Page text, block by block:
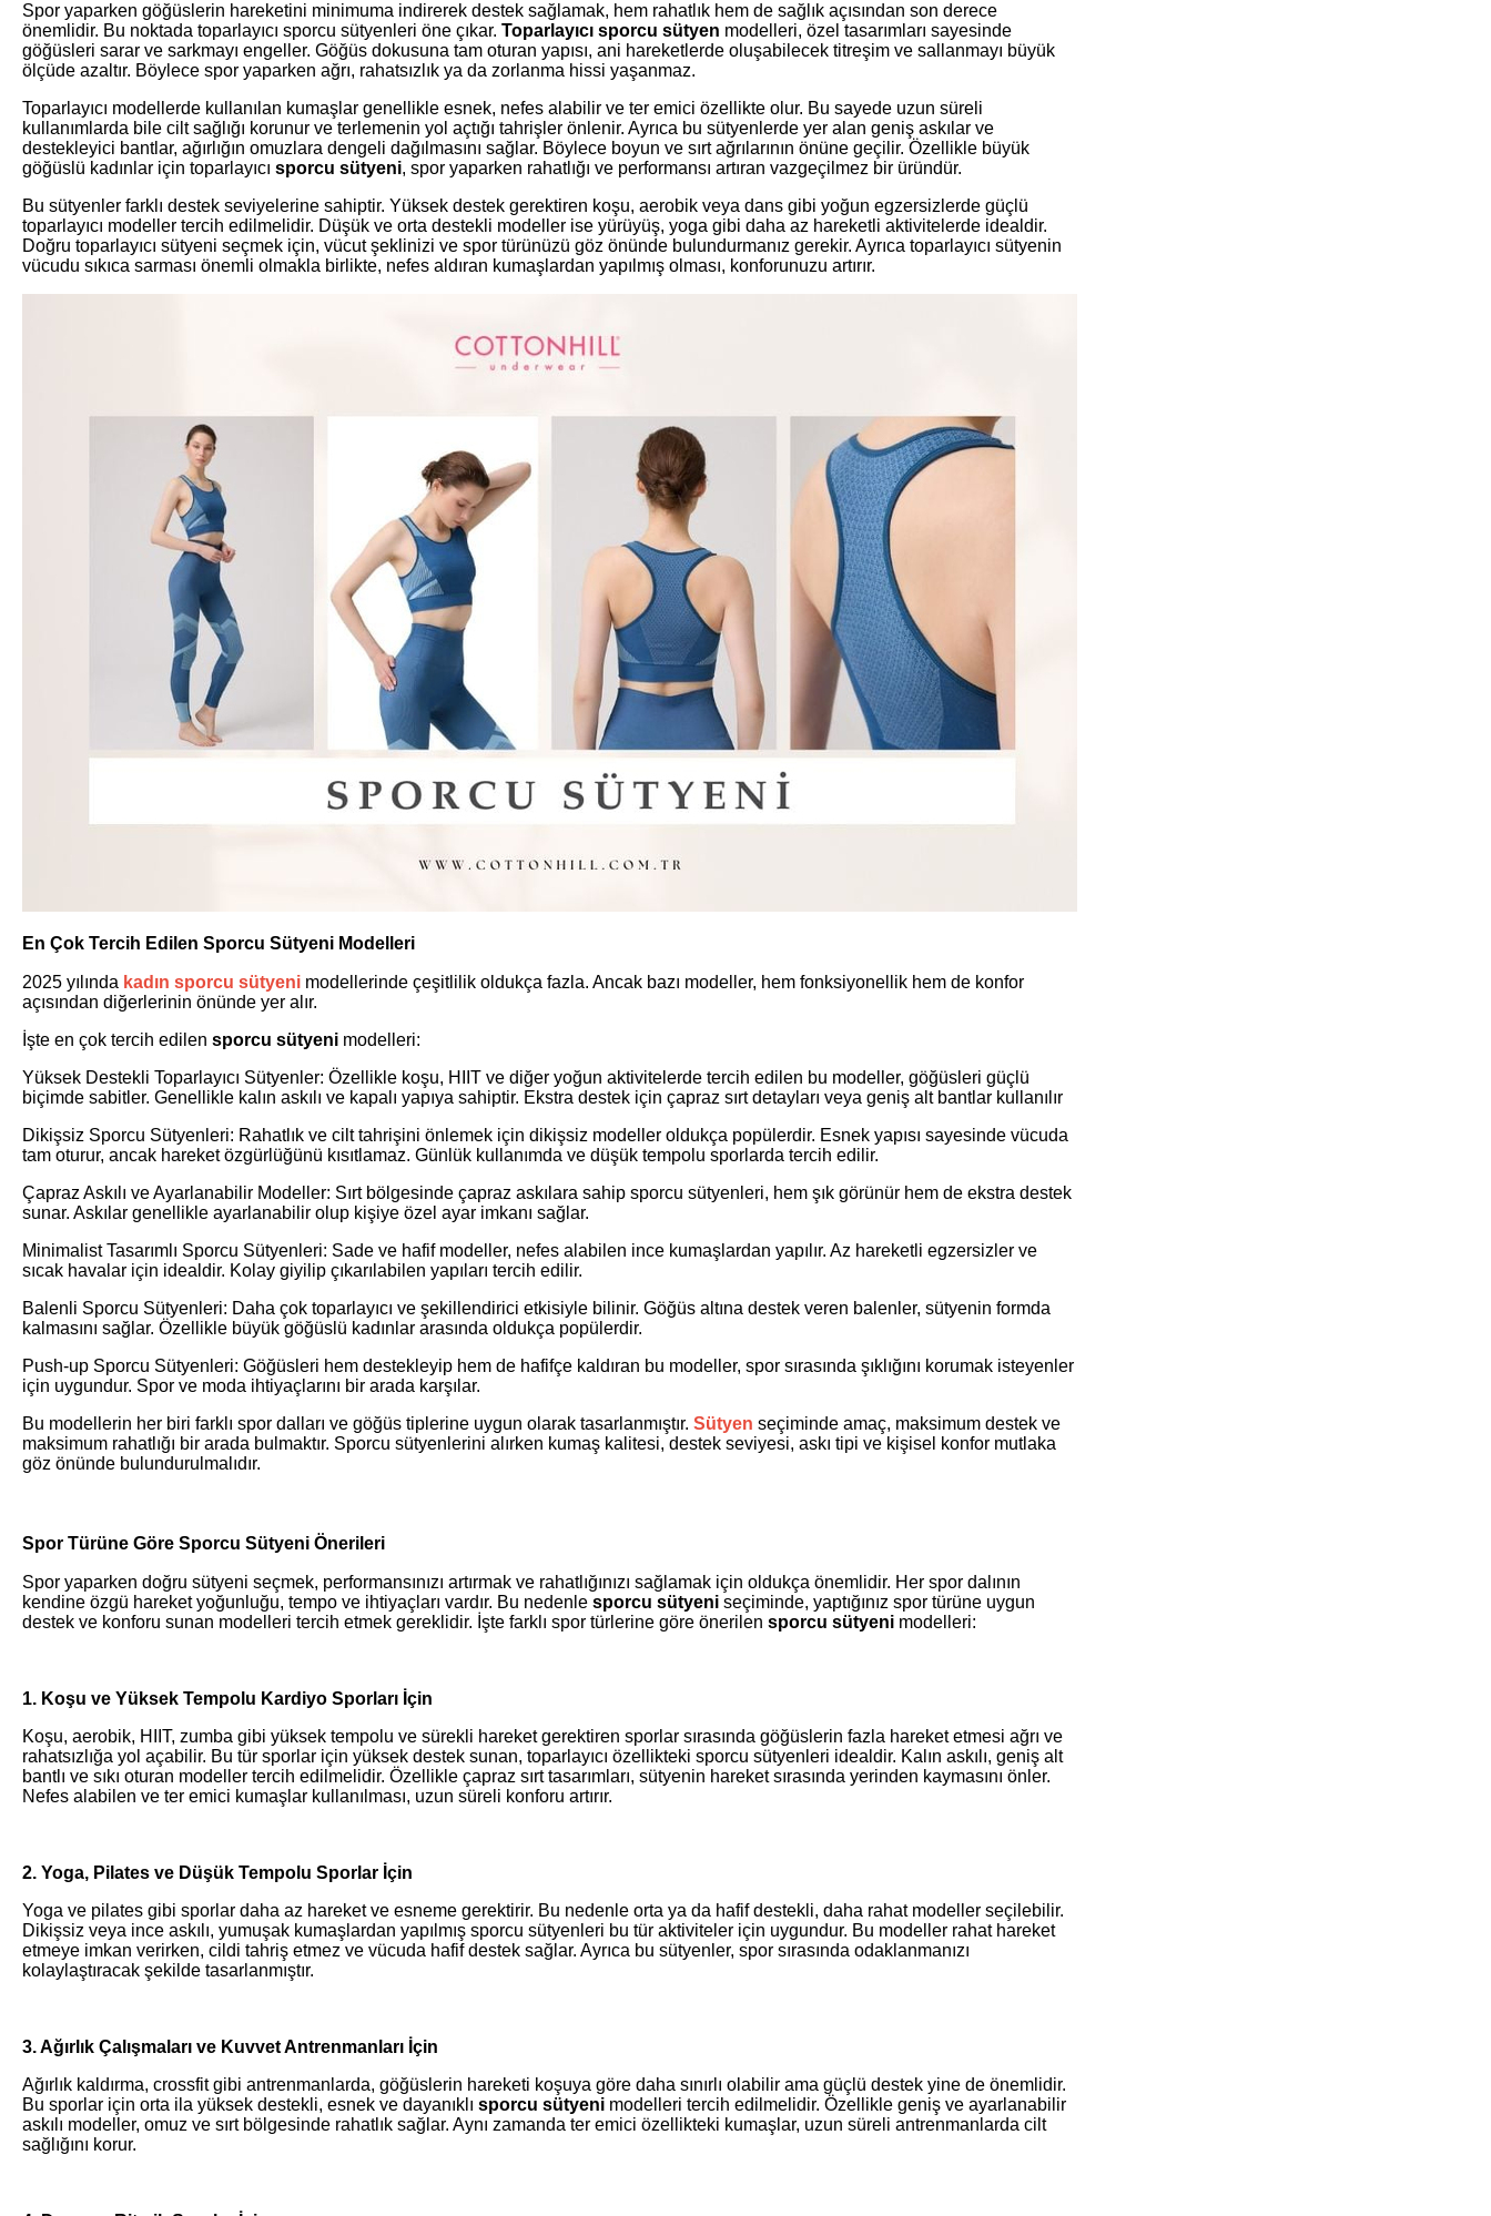
Spor yaparken göğüslerin hareketini minimuma indirerek destek sağlamak, hem rahatlık hem de sağlık açısından son derece
önemlidir. Bu noktada toparlayıcı sporcu sütyenleri öne çıkar. Toparlayıcı sporcu sütyen modelleri, özel tasarımları sayesinde
göğüsleri sarar ve sarkmayı engeller. Göğüs dokusuna tam oturan yapısı, ani hareketlerde oluşabilecek titreşim ve sallanmayı büyük
ölçüde azaltır. Böylece spor yaparken ağrı, rahatsızlık ya da zorlanma hissi yaşanmaz.
Toparlayıcı modellerde kullanılan kumaşlar genellikle esnek, nefes alabilir ve ter emici özellikte olur. Bu sayede uzun süreli
kullanımlarda bile cilt sağlığı korunur ve terlemenin yol açtığı tahrişler önlenir. Ayrıca bu sütyenlerde yer alan geniş askılar ve
destekleyici bantlar, ağırlığın omuzlara dengeli dağılmasını sağlar. Böylece boyun ve sırt ağrılarının önüne geçilir. Özellikle büyük
göğüslü kadınlar için toparlayıcı sporcu sütyeni, spor yaparken rahatlığı ve performansı artıran vazgeçilmez bir üründür.
Bu sütyenler farklı destek seviyelerine sahiptir. Yüksek destek gerektiren koşu, aerobik veya dans gibi yoğun egzersizlerde güçlü
toparlayıcı modeller tercih edilmelidir. Düşük ve orta destekli modeller ise yürüyüş, yoga gibi daha az hareketli aktivitelerde idealdir.
Doğru toparlayıcı sütyeni seçmek için, vücut şeklinizi ve spor türünüzü göz önünde bulundurmanız gerekir. Ayrıca toparlayıcı sütyenin
vücudu sıkıca sarması önemli olmakla birlikte, nefes aldıran kumaşlardan yapılmış olması, konforunuzu artırır.
En Çok Tercih Edilen Sporcu Sütyeni Modelleri
2025 yılında kadın sporcu sütyeni modellerinde çeşitlilik oldukça fazla. Ancak bazı modeller, hem fonksiyonellik hem de konfor
açısından diğerlerinin önünde yer alır.
İşte en çok tercih edilen sporcu sütyeni modelleri:
Yüksek Destekli Toparlayıcı Sütyenler: Özellikle koşu, HIIT ve diğer yoğun aktivitelerde tercih edilen bu modeller, göğüsleri güçlü
biçimde sabitler. Genellikle kalın askılı ve kapalı yapıya sahiptir. Ekstra destek için çapraz sırt detayları veya geniş alt bantlar kullanılır
Dikişsiz Sporcu Sütyenleri: Rahatlık ve cilt tahrişini önlemek için dikişsiz modeller oldukça popülerdir. Esnek yapısı sayesinde vücuda
tam oturur, ancak hareket özgürlüğünü kısıtlamaz. Günlük kullanımda ve düşük tempolu sporlarda tercih edilir.
Çapraz Askılı ve Ayarlanabilir Modeller: Sırt bölgesinde çapraz askılara sahip sporcu sütyenleri, hem şık görünür hem de ekstra destek
sunar. Askılar genellikle ayarlanabilir olup kişiye özel ayar imkanı sağlar.
Minimalist Tasarımlı Sporcu Sütyenleri: Sade ve hafif modeller, nefes alabilen ince kumaşlardan yapılır. Az hareketli egzersizler ve
sıcak havalar için idealdir. Kolay giyilip çıkarılabilen yapıları tercih edilir.
Balenli Sporcu Sütyenleri: Daha çok toparlayıcı ve şekillendirici etkisiyle bilinir. Göğüs altına destek veren balenler, sütyenin formda
kalmasını sağlar. Özellikle büyük göğüslü kadınlar arasında oldukça popülerdir.
Push-up Sporcu Sütyenleri: Göğüsleri hem destekleyip hem de hafifçe kaldıran bu modeller, spor sırasında şıklığını korumak isteyenler
için uygundur. Spor ve moda ihtiyaçlarını bir arada karşılar.
Bu modellerin her biri farklı spor dalları ve göğüs tiplerine uygun olarak tasarlanmıştır. Sütyen seçiminde amaç, maksimum destek ve
maksimum rahatlığı bir arada bulmaktır. Sporcu sütyenlerini alırken kumaş kalitesi, destek seviyesi, askı tipi ve kişisel konfor mutlaka
göz önünde bulundurulmalıdır.
Spor Türüne Göre Sporcu Sütyeni Önerileri
Spor yaparken doğru sütyeni seçmek, performansınızı artırmak ve rahatlığınızı sağlamak için oldukça önemlidir. Her spor dalının
kendine özgü hareket yoğunluğu, tempo ve ihtiyaçları vardır. Bu nedenle sporcu sütyeni seçiminde, yaptığınız spor türüne uygun
destek ve konforu sunan modelleri tercih etmek gereklidir. İşte farklı spor türlerine göre önerilen sporcu sütyeni modelleri:
1. Koşu ve Yüksek Tempolu Kardiyo Sporları İçin
Koşu, aerobik, HIIT, zumba gibi yüksek tempolu ve sürekli hareket gerektiren sporlar sırasında göğüslerin fazla hareket etmesi ağrı ve
rahatsızlığa yol açabilir. Bu tür sporlar için yüksek destek sunan, toparlayıcı özellikteki sporcu sütyenleri idealdir. Kalın askılı, geniş alt
bantlı ve sıkı oturan modeller tercih edilmelidir. Özellikle çapraz sırt tasarımları, sütyenin hareket sırasında yerinden kaymasını önler.
Nefes alabilen ve ter emici kumaşlar kullanılması, uzun süreli konforu artırır.
2. Yoga, Pilates ve Düşük Tempolu Sporlar İçin
Yoga ve pilates gibi sporlar daha az hareket ve esneme gerektirir. Bu nedenle orta ya da hafif destekli, daha rahat modeller seçilebilir.
Dikişsiz veya ince askılı, yumuşak kumaşlardan yapılmış sporcu sütyenleri bu tür aktiviteler için uygundur. Bu modeller rahat hareket
etmeye imkan verirken, cildi tahriş etmez ve vücuda hafif destek sağlar. Ayrıca bu sütyenler, spor sırasında odaklanmanızı
kolaylaştıracak şekilde tasarlanmıştır.
3. Ağırlık Çalışmaları ve Kuvvet Antrenmanları İçin
Ağırlık kaldırma, crossfit gibi antrenmanlarda, göğüslerin hareketi koşuya göre daha sınırlı olabilir ama güçlü destek yine de önemlidir.
Bu sporlar için orta ila yüksek destekli, esnek ve dayanıklı sporcu sütyeni modelleri tercih edilmelidir. Özellikle geniş ve ayarlanabilir
askılı modeller, omuz ve sırt bölgesinde rahatlık sağlar. Aynı zamanda ter emici özellikteki kumaşlar, uzun süreli antrenmanlarda cilt
sağlığını korur.